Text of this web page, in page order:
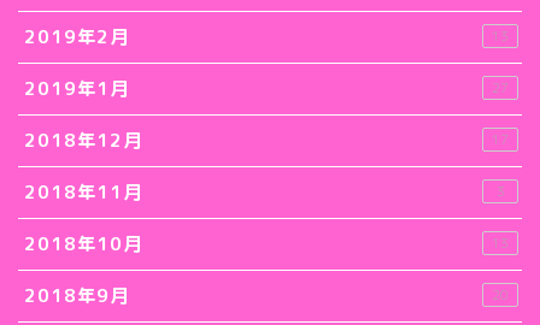
2019年2月 13
2019年1月 27
2018年12月 17
2018年11月 3
2018年10月 13
2018年9月 20